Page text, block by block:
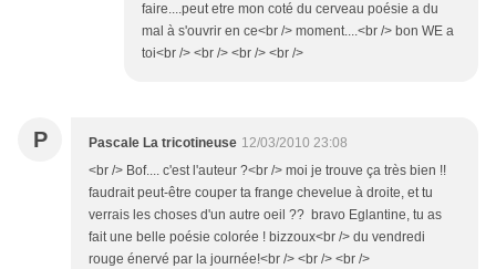
faire....peut etre mon coté du cerveau poésie a du
mal à s'ouvrir en ce<br /> moment....<br /> bon WE a
toi<br /> <br /> <br /> <br />
P Pascale La tricotineuse 12/03/2010 23:08
<br /> Bof.... c'est l'auteur ?<br /> moi je trouve ça très bien !!
faudrait peut-être couper ta frange chevelue à droite, et tu
verrais les choses d'un autre oeil ?? bravo Eglantine, tu as
fait une belle poésie colorée ! bizzoux<br /> du vendredi
rouge énervé par la journée!<br /> <br /> <br />